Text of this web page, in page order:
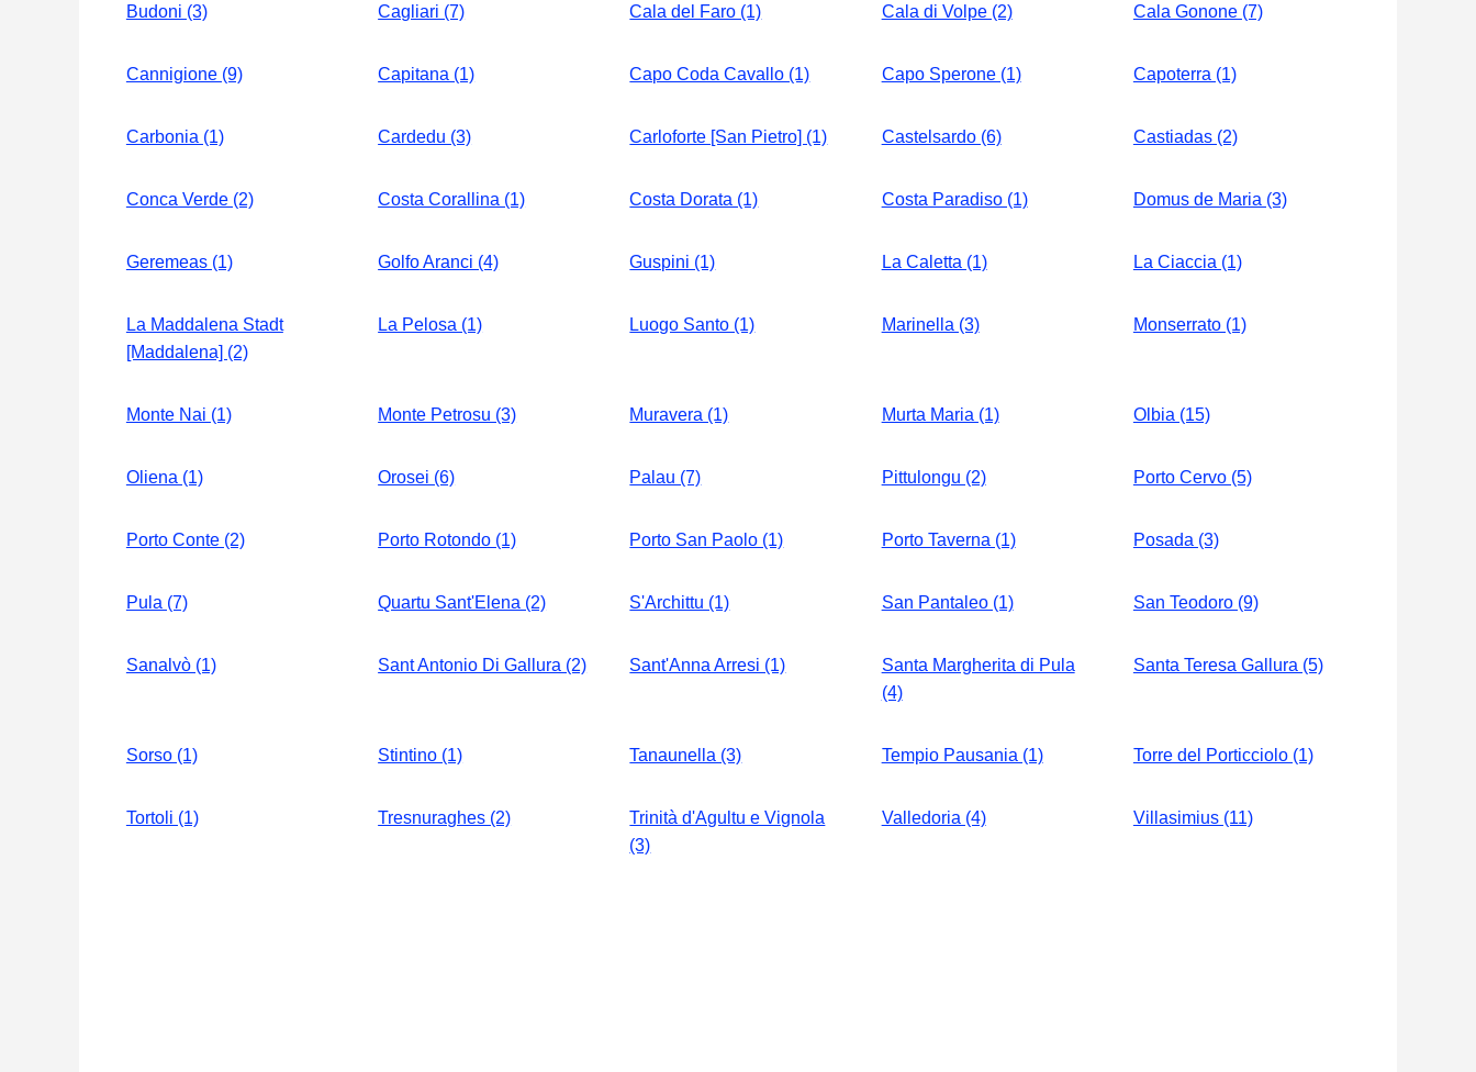
Budoni (3) Cagliari (7) Cala del Faro (1) Cala di Volpe (2) Cala Gonone (7)
Cannigione (9) Capitana (1) Capo Coda Cavallo (1) Capo Sperone (1) Capoterra (1)
Carbonia (1) Cardedu (3) Carloforte [San Pietro] (1) Castelsardo (6) Castiadas (2)
Conca Verde (2) Costa Corallina (1) Costa Dorata (1) Costa Paradiso (1) Domus de Maria (3)
Geremeas (1) Golfo Aranci (4) Guspini (1) La Caletta (1) La Ciaccia (1)
La Maddalena Stadt
[Maddalena] (2)
La Pelosa (1) Luogo Santo (1) Marinella (3) Monserrato (1)
Monte Nai (1) Monte Petrosu (3) Muravera (1) Murta Maria (1) Olbia (15)
Oliena (1) Orosei (6) Palau (7) Pittulongu (2) Porto Cervo (5)
Porto Conte (2) Porto Rotondo (1) Porto San Paolo (1) Porto Taverna (1) Posada (3)
Pula (7) Quartu Sant'Elena (2) S'Archittu (1) San Pantaleo (1) San Teodoro (9)
Sanalvò (1) Sant Antonio Di Gallura (2) Sant'Anna Arresi (1)
Santa Margherita di Pula
(4)
Santa Teresa Gallura (5)
Sorso (1) Stintino (1) Tanaunella (3) Tempio Pausania (1) Torre del Porticciolo (1)
Tortoli (1) Tresnuraghes (2)
Trinità d'Agultu e Vignola
(3)
Valledoria (4) Villasimius (11)